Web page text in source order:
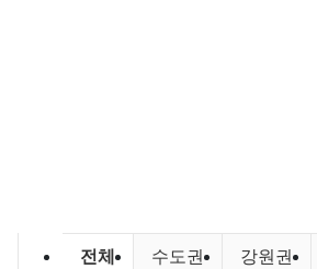
바다낚시,원투낚시,배
전체 수도권 강원권